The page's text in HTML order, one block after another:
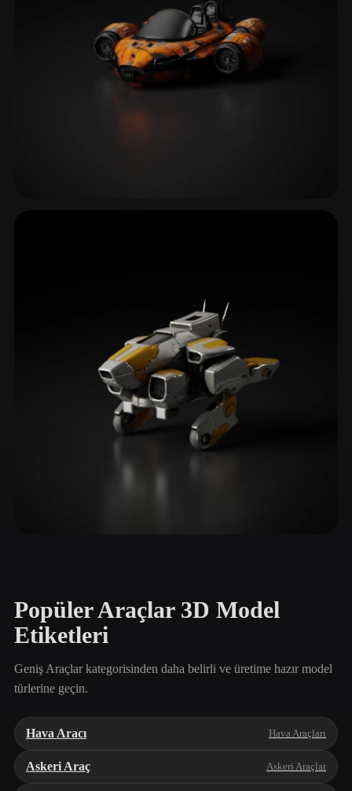
Popüler Araçlar 3D Model
Etiketleri
Geniş Araçlar kategorisinden daha belirli ve üretime hazır model
türlerine geçin.
Hava Aracı Hava Araçları
Askeri Araç Askeri Araçlar